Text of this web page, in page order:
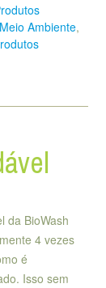
Meio Ambiente,
da BioWash
4 vezes
é
Isso sem